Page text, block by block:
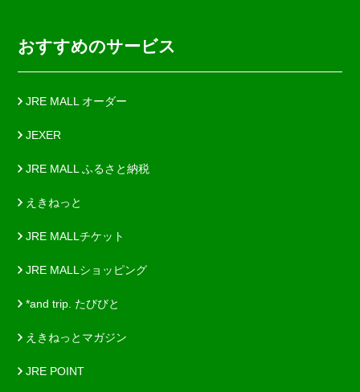
おすすめのサービス
JRE MALL オーダー
JEXER
JRE MALL ふるさと納税
えきねっと
JRE MALLチケット
JRE MALLショッピング
*and trip. たびびと
えきねっとマガジン
JRE POINT